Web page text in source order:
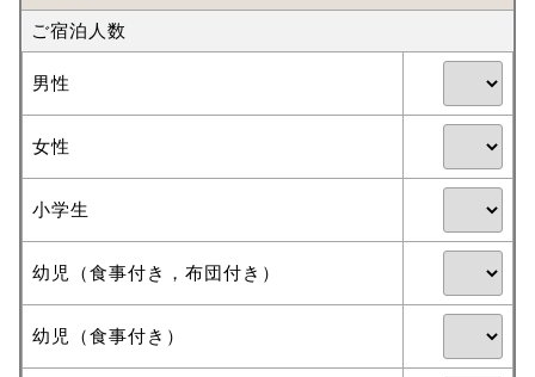
ご宿泊人数
男性
女性
小学生
幼児（食事付き，布団付き）
幼児（食事付き）